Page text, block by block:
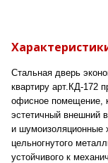
Стальная дверь
квартиру арт.КД-172
офисное помещение,
эстетичный внешний
и шумоизоляционные
цельногнутого
устойчивого к